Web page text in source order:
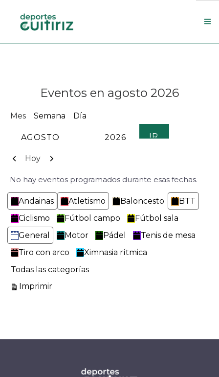
Contacto
Search Site
Eventos en agosto 2026
Mes Semana Día
MES
AÑO
Anterior
Hoy Siguiente
No hay eventos programados durante esas fechas.
Categorías
Andainas Atletismo Baloncesto
BTT
Ciclismo
Fútbol campo
Fútbol sala
General
Motor Pádel
Tenis de mesa
Tiro con arco
Ximnasia rítmica
Todas las categorías
ImprimirVistas